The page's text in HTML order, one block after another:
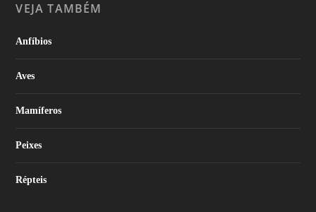
VEJA TAMBÉM
Anfíbios
Aves
Mamíferos
Peixes
Répteis